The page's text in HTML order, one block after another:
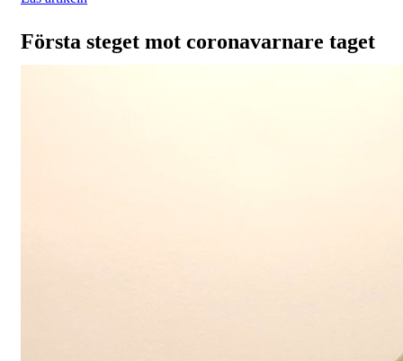
Första steget mot coronavarnare taget